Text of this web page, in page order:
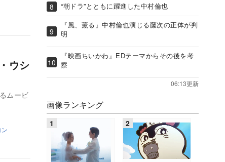
ウシ
ムービ
“朝ドラ”とともに躍進した中村倫也
『風、薫る』中村倫也演じる藤次の正体が判
明
『映画ちいかわ』EDテーマからその後を考
察
06:13更新
画像ランキング